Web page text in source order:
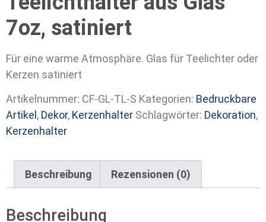
7oz, satiniert
Für eine warme Atmosphäre. Glas für Teelichter oder
Kerzen satiniert
Artikelnummer: CF-GL-TL-S Kategorien: Bedruckbare
Artikel , Dekor, Kerzenhalter Schlagwörter: Dekoration,
Kerzenhalter
Beschreibung Rezensionen (0)
Beschreibung